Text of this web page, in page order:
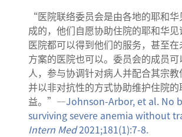
“医院联络委员会是由各地的耶和
成的，他们自愿协助住院的耶和华
医院都可以得到他们的服务，甚至
方案的医院也可以。委员会的成员
人，参与协调针对病人并配合其宗教
并以非对抗性的方式协助维护住院
益。”—Johnson-Arbor, et al. No
surviving severe anemia without
Intern Med2021;181(1):7-8.